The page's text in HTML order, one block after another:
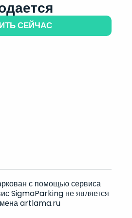
СЕЙЧАС
с помощью сервиса
SigmaParking не является
artlama.ru